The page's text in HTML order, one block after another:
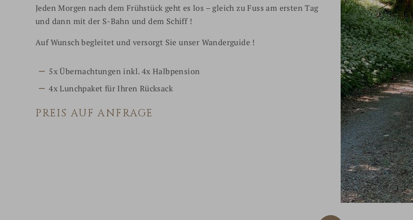
Jeden Morgen nach dem Frühstück geht es los – gleich zu Fuss am ersten Tag
und dann mit der S-Bahn und dem Schiff !
Auf Wunsch begleitet und versorgt Sie unser Wanderguide !
5x Übernachtungen inkl. 4x Halbpension
4x Lunchpaket für Ihren Rücksack
PREIS AUF ANFRAGE